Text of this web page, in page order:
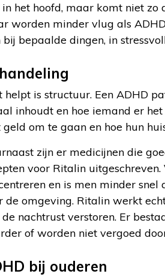
het hoofd, maar komt niet zo
worden minder vlug als
bij bepaalde dingen, in
helpt is structuur. Een ADHD
inhoudt en hoe iemand er
geld om te gaan en hoe hun
zijn er medicijnen die
voor Ritalin
en is men minder
de omgeving. Ritalin werkt
de nachtrust verstoren. Er
of worden niet vergoed
bij ouderen